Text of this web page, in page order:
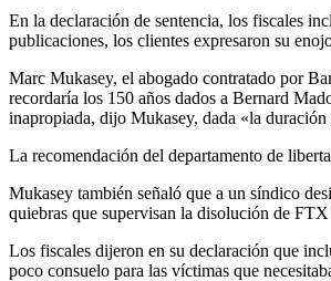
En la declaración de sentencia, los fiscales incluyeron varias páginas de mensajes de clientes enviados a Bankman-Fried en X, anteriormente Twitter, en el momento del colapso de FTX. En muchas
publicaciones, los clientes expresaron su
Marc Mukasey, el abogado contratado por
recordaría los 150 años dados a Bernard
inapropiada, dijo Mukasey, dada «la
La recomendación del departamento de
Mukasey también señaló que a un síndico
quiebras que supervisan la disolución de
Los fiscales dijeron en su declaración que
poco consuelo para las víctimas que